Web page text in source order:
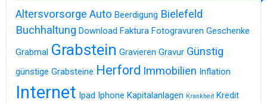
Altersvorsorge Auto Beerdigung Bielefeld
Buchhaltung Download Faktura Fotogravuren Geschenke
Grabmal Grabstein Gravieren Gravur Günstig
günstige Grabsteine Herford Immobilien Inflation
Internet Ipad Iphone Kapitalanlagen Krankheit Kredit